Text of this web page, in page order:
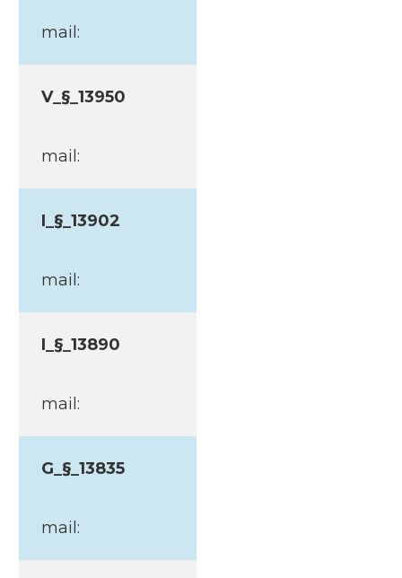
mail:
V_§_13950
mail:
I_§_13902
mail:
I_§_13890
mail:
G_§_13835
mail: